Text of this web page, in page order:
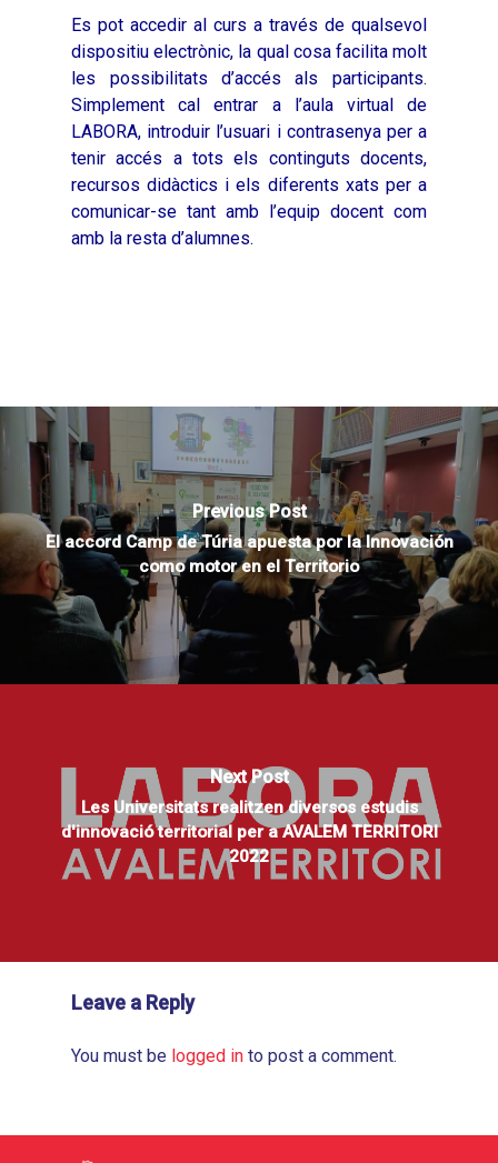
Es pot accedir al curs a través de qualsevol
dispositiu electrònic, la qual cosa facilita molt
les possibilitats d’accés als participants.
Simplement cal entrar a l’aula virtual de
LABORA, introduir l’usuari i contrasenya per a
tenir accés a tots els continguts docents,
recursos didàctics i els diferents xats per a
comunicar-se tant amb l’equip docent com
amb la resta d’alumnes.
Previous Post
El accord Camp de Túria apuesta por la Innovación
como motor en el Territorio
Next Post
Les Universitats realitzen diversos estudis
d'innovació territorial per a AVALEM TERRITORI
2022
Leave a Reply
You must be logged in to post a comment.